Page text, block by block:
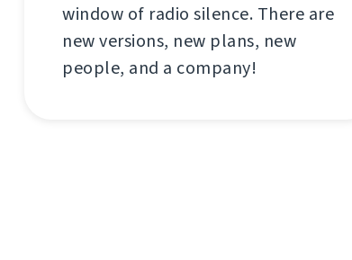
window of radio silence. There are
new versions, new plans, new
people, and a company!